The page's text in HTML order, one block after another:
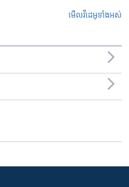
មើល​វីដេអូ​ទាំង​អស់